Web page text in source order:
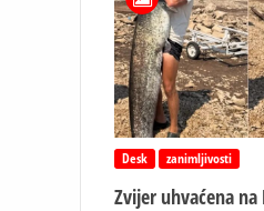
Desk zanimljivosti
Zvijer uhvaćena